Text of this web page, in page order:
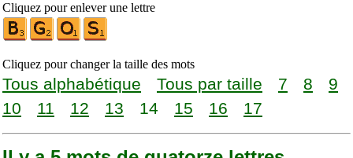
Cliquez pour enlever une lettre
Cliquez pour changer la taille des mots
Tous alphabétique Tous par taille 7 8
9
10
11 12 13 14 15 16 17